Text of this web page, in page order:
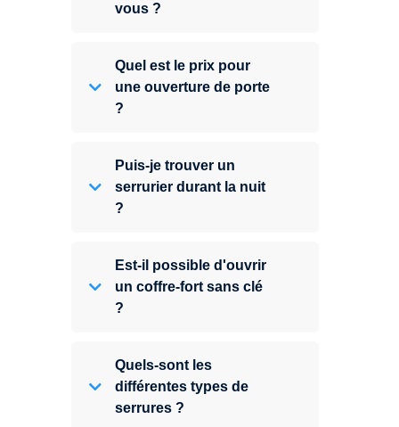
vous ?
Quel est le prix pour
une ouverture de porte
?
Puis-je trouver un
serrurier durant la nuit
?
Est-il possible d'ouvrir
un coffre-fort sans clé
?
Quels-sont les
différentes types de
serrures ?